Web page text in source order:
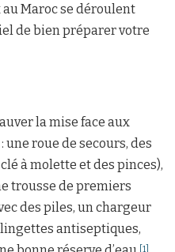
Maroc se déroulent
de bien préparer votre
la mise face aux
roue de secours, des
à molette et des pinces),
trousse de premiers
des piles, un chargeur
antiseptiques,
[1]